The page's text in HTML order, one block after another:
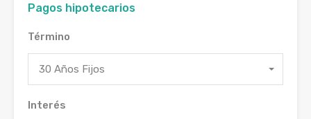
Pagos hipotecarios
Término
30 Años Fijos
Interés